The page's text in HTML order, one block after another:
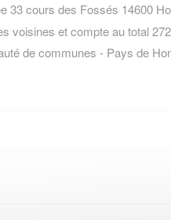
33 cours des Fossés 14600
voisines et compte au total
de communes - Pays de